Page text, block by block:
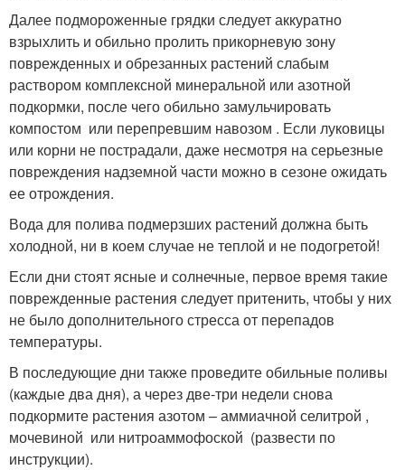
Далее подмороженные грядки следует аккуратно
взрыхлить и обильно пролить прикорневую зону
поврежденных и обрезанных растений слабым
раствором комплексной минеральной или азотной
подкормки, после чего обильно замульчировать
компостом или перепревшим навозом . Если луковицы
или корни не пострадали, даже несмотря на серьезные
повреждения надземной части можно в сезоне ожидать
ее отрождения.
Вода для полива подмерзших растений должна быть
холодной, ни в коем случае не теплой и не подогретой!
Если дни стоят ясные и солнечные, первое время такие
поврежденные растения следует притенить, чтобы у них
не было дополнительного стресса от перепадов
температуры.
В последующие дни также проведите обильные поливы
(каждые два дня), а через две-три недели снова
подкормите растения азотом – аммиачной селитрой ,
мочевиной или нитроаммофоской (развести по
инструкции).